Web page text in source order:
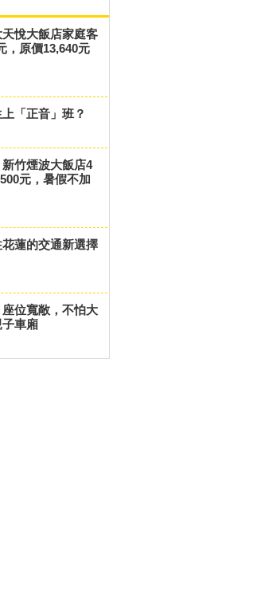
天悅大飯店家庭客
，原價13,640元
「正音」班？
新竹煙波大飯店4
元，暑假不加
蓮的交通新選擇
位寬敞，不怕大
車廂